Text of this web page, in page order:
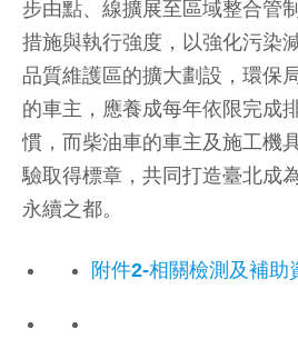
步由點、線擴展至區域整合管
措施與執行強度，以強化污染
品質維護區的擴大劃設，環保
的車主，應養成每年依限完成
慣，而柴油車的車主及施工機
驗取得標章，共同打造臺北成
永續之都。
附件2-相關檢測及補助